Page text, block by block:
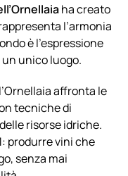
ha creato
l’armonia
è l’espressione
unico luogo.
affronta le
tecniche di
risorse idriche.
produrre vini che
senza mai